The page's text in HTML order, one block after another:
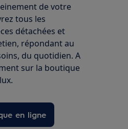
de votre
tous les
détachées et
répondant au
du quotidien. A
sur la boutique
en ligne